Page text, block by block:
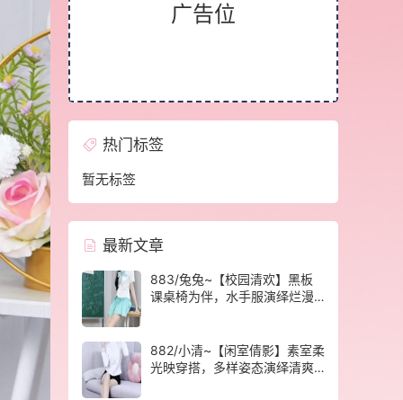
广告位
热门标签
暂无标签
最新文章
883/兔兔~【校园清欢】黑板
课桌椅为伴，水手服演绎烂漫
882/小清~【闲室倩影】素室柔
光映穿搭，多样姿态演绎清爽